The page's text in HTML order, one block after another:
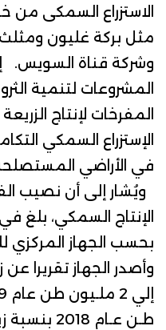
الاستزراع السمكى من
مثل بركة غليون ومثلث
وشركة قناة السويس.
المشروعات لتنمية
المفرخات لإنتاج
الإستزراع السمكي
في الأراضي المستصلحة
ويُشار إلى أن نصيب
بحسب الجهاز المركزي
وأصدر الجهاز تقريرا عن